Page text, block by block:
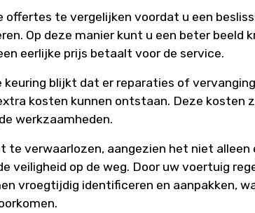
offertes te vergelijken voordat u een
Op deze manier kunt u een beter beeld
eerlijke prijs betaalt voor de service.
keuring blijkt dat er reparaties of
kosten kunnen ontstaan. Deze kosten
werkzaamheden.
te verwaarlozen, aangezien het niet
veiligheid op de weg. Door uw voertuig
vroegtijdig identificeren en aanpakken,